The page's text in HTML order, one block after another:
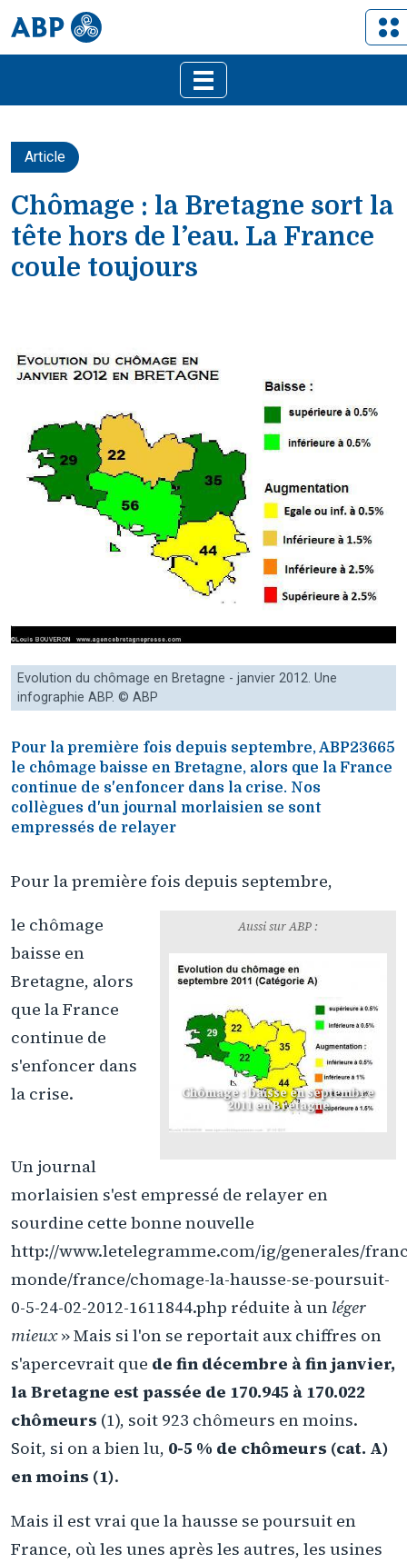
Article
Chômage : la Bretagne sort la
tête hors de l’eau. La France
coule toujours
Evolution du chômage en Bretagne - janvier 2012. Une
infographie ABP. © ABP
Pour la première fois depuis septembre, ABP23665
le chômage baisse en Bretagne, alors que la France
continue de s'enfoncer dans la crise. Nos
collègues d'un journal morlaisien se sont
empressés de relayer
Pour la première fois depuis septembre,
Aussi sur ABP :
Chômage : baisse en septembre
2011 en Bretagne
le chômage
baisse en
Bretagne, alors
que la France
continue de
s'enfoncer dans
la crise.
Un journal
morlaisien s'est empressé de relayer en
sourdine cette bonne nouvelle
http://www.letelegramme.com/ig/generales/
monde/france/chomage-la-hausse-se-poursuit-
0-5-24-02-2012-1611844.php réduite à un léger
mieux» Mais si l'on se reportait aux chiffres on
s'apercevrait que de fin décembre à fin janvier,
la Bretagne est passée de 170.945 à 170.022
chômeurs (1), soit 923 chômeurs en moins.
Soit, si on a bien lu, 0-5 % de chômeurs (cat. A)
en moins (1).
Mais il est vrai que la hausse se poursuit en
France, où les unes après les autres, les usines